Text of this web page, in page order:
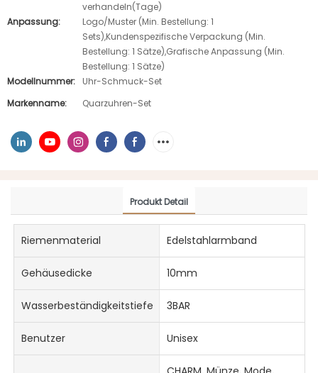
verhandeln(Tage)
Anpassung:
Logo/Muster (Min. Bestellung: 1
Sets),Kundenspezifische Verpackung (Min.
Bestellung: 1 Sätze),Grafische Anpassung (Min.
Bestellung: 1 Sätze)
Modellnummer:
Uhr-Schmuck-Set
Markenname:
Quarzuhren-Set
Produkt Detail
Riemenmaterial Edelstahlarmband
Gehäusedicke 10mm
Wasserbeständigkeitstiefe 3BAR
Benutzer Unisex